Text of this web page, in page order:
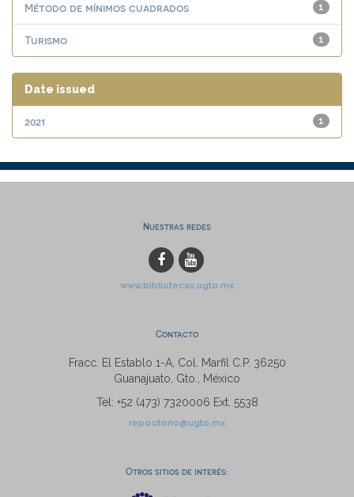
1
Método de mínimos cuadrados
1
Turismo
Date issued
1
2021
Nuestras redes
www.bibliotecas.ugto.mx
Contacto
Fracc. El Establo 1-A, Col. Marfil C.P. 36250
Guanajuato, Gto., México
Tel: +52 (473) 7320006 Ext. 5538
repositorio@ugto.mx
Otros sitios de interés: